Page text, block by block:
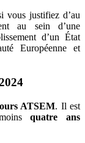
vous justifiez d’au
au sein d’une
d’un État
Européenne et
ATSEM. Il est
moinsquatre ans